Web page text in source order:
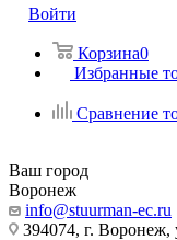
Войти
Корзина0
Избранные
Сравнение
Ваш город
Воронеж
info@stuurman-ec.ru
394074, г. Воронеж,